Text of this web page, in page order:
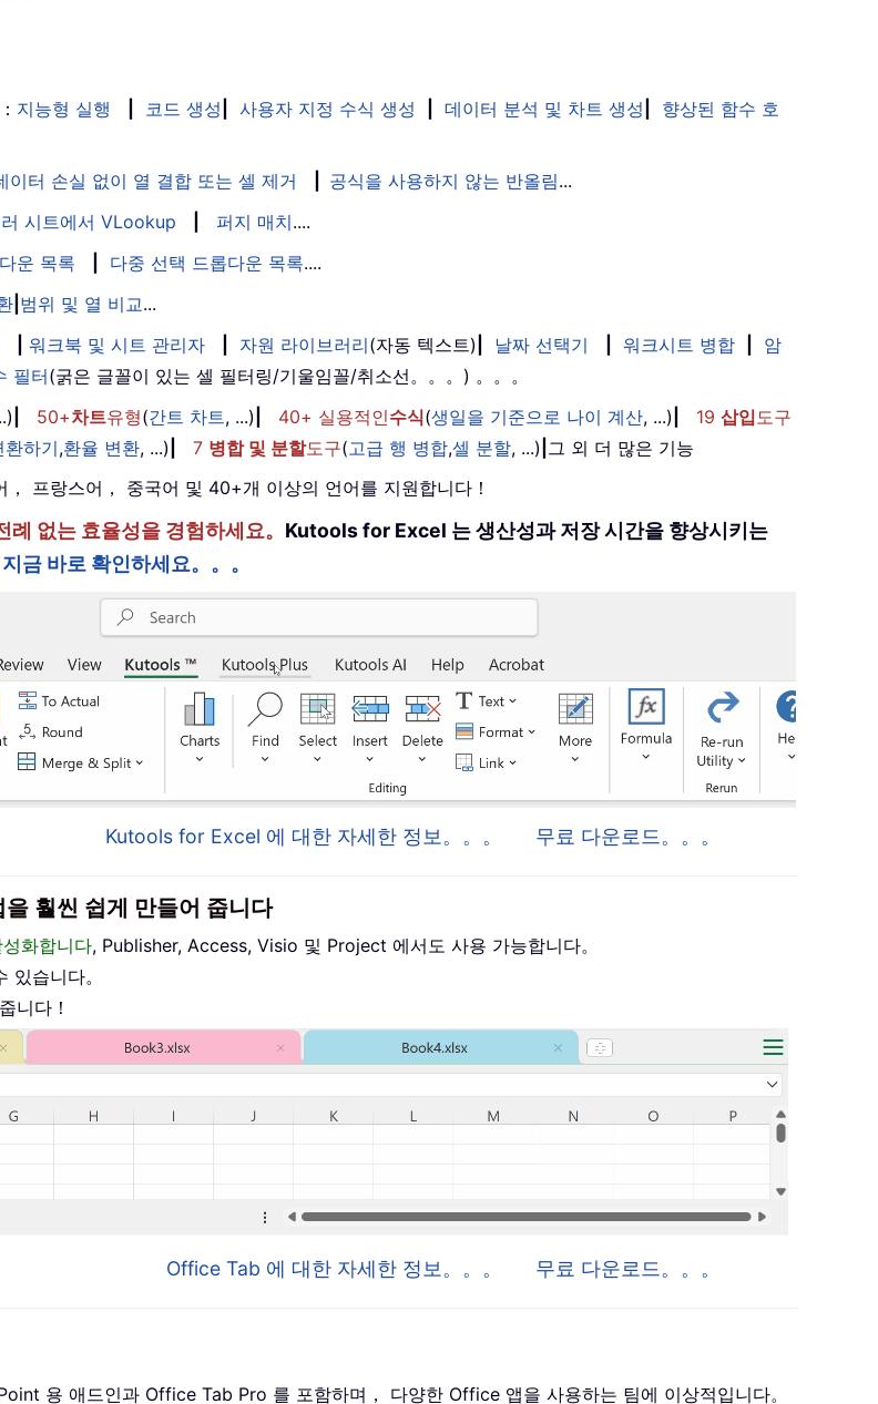
지능형 실행 코드 생성 사용자 지정 수식 생성 데이터 분석 및 차트 생성
향상된 함수 호
이터 손실 없이 열 결합 또는 셀 제거 공식을 사용하지 않는 반올림...
시트에서 VLookup 퍼지 매치....
운 목록 다중 선택 드롭다운 목록....
범위 및 열 비교...
워크북 및 시트 관리자 자원 라이브러리(자동 텍스트) 날짜 선택기 워크시트 병합
암
필터(굵은 글꼴이 있는 셀 필터링/기울임꼴/취소선。。。) 。。。
50+차트유형(간트 차트, ...) 40+ 실용적인수식(생일을 기준으로 나이 계산, ...) 19 삽입도구
하기,환율 변환, ...) 7 병합 및 분할도구(고급 행 병합,셀 분할, ...) 그 외 더 많은 기능
프랑스어， 중국어 및 40+개 이상의 언어를 지원합니다！
없는 효율성을 경험하세요。 Kutools for Excel 는 생산성과 저장 시간을 향상시키는
금 바로 확인하세요。。。
Kutools for Excel 에 대한 자세한 정보。。。 무료 다운로드。。。
훨씬 쉽게 만들어 줍니다
화합니다, Publisher, Access, Visio 및 Project 에서도 사용 가능합니다。
습니다。
니다！
Office Tab 에 대한 자세한 정보。。。 무료 다운로드。。。
용 애드인과 Office Tab Pro 를 포함하며， 다양한 Office 앱을 사용하는 팀에 이상적입니다。